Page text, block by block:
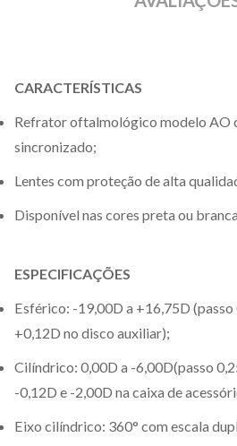
CARACTERÍSTICAS
Refrator oftalmológico modelo AO
sincronizado;
Lentes com proteção de alta
Disponível nas cores preta ou
ESPECIFICAÇÕES
Esférico: -19,00D a +16,75D (passo
+0,12D no disco auxiliar);
Cilíndrico: 0,00D a -6,00D(passo
-0,12D e -2,00D na caixa de
Eixo cilíndrico: 360° com escala